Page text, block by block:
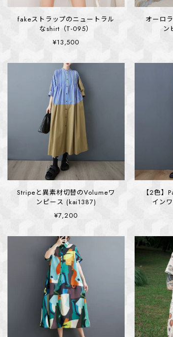
fakeストラップのニュートラル
なshirt（T-095）
¥13,500
オーロ
ン
Stripeと異素材切替のVolumeワ
ンピース (kai1387)
¥7,200
【2色】
イン